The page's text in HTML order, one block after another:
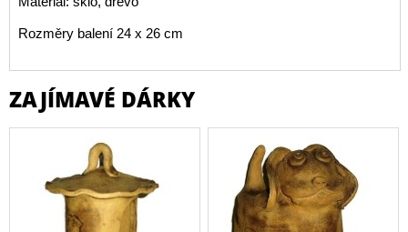
Rozměry balení 24 x 26 cm
ZAJÍMAVÉ DÁRKY